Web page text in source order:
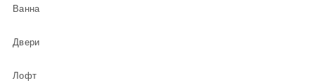
Ванна
Двери
Лофт